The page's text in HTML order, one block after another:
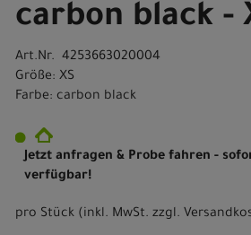
carbon black -
Art.Nr. 4253663020004
Größe: XS
Farbe: carbon black
Jetzt anfragen & Probe fahren -
verfügbar!
pro Stück (inkl. MwSt. zzgl.